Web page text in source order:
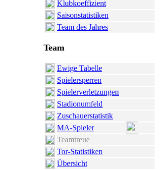
Klubkoeffizient
Saisonstatistiken
Team des Jahres
Team
Ewige Tabelle
Spielersperren
Spielerverletzungen
Stadionumfeld
Zuschauerstatistik
MA-Spieler
Teamtreue
Tor-Statistiken
Übersicht